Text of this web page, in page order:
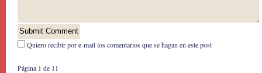
Quiero recibír por e-mail los comentarios que se hagan en este post
Página 1 de 1 1